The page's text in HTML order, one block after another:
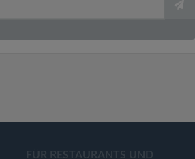
FÜR RESTAURANTS UND